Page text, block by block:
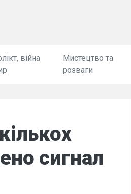
війна
Мистецтво та
розваги
сигнал